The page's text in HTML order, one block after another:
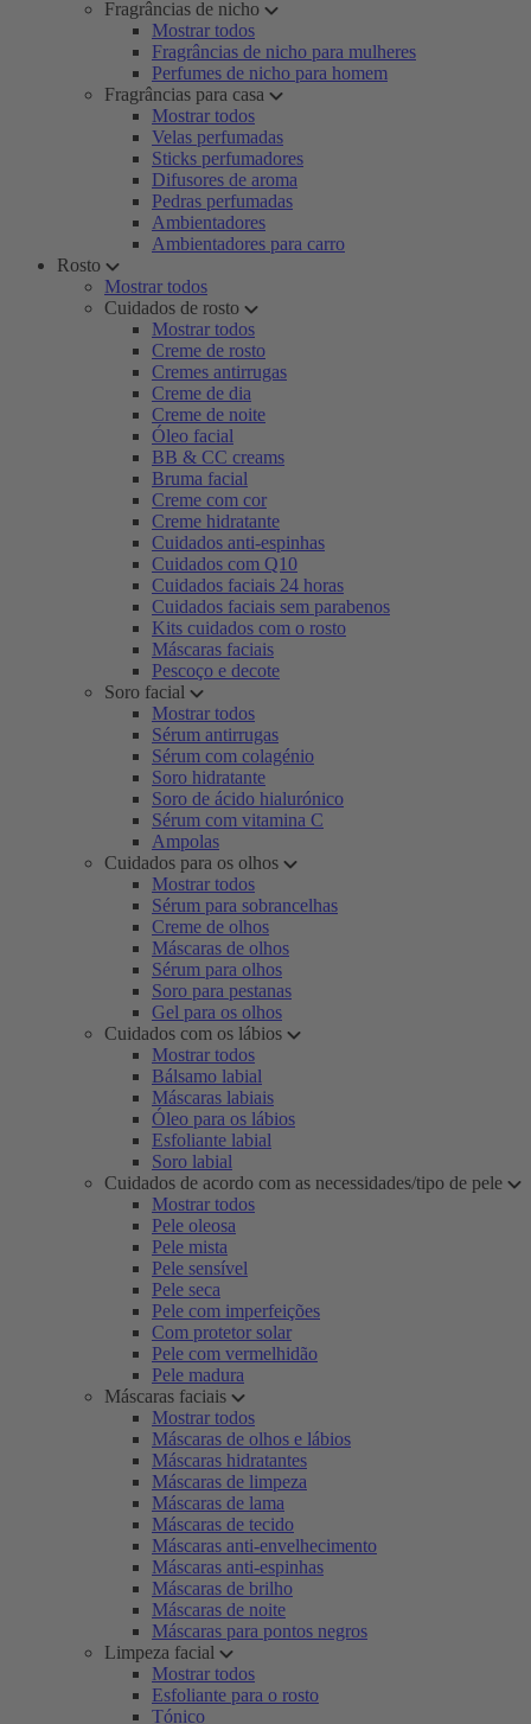
Fragrâncias de nicho
Mostrar todos
Fragrâncias de nicho para mulheres
Perfumes de nicho para homem
Fragrâncias para casa
Mostrar todos
Velas perfumadas
Sticks perfumadores
Difusores de aroma
Pedras perfumadas
Ambientadores
Ambientadores para carro
Rosto
Mostrar todos
Cuidados de rosto
Mostrar todos
Creme de rosto
Cremes antirrugas
Creme de dia
Creme de noite
Óleo facial
BB & CC creams
Bruma facial
Creme com cor
Creme hidratante
Cuidados anti-espinhas
Cuidados com Q10
Cuidados faciais 24 horas
Cuidados faciais sem parabenos
Kits cuidados com o rosto
Máscaras faciais
Pescoço e decote
Soro facial
Mostrar todos
Sérum antirrugas
Sérum com colagénio
Soro hidratante
Soro de ácido hialurónico
Sérum com vitamina C
Ampolas
Cuidados para os olhos
Mostrar todos
Sérum para sobrancelhas
Creme de olhos
Máscaras de olhos
Sérum para olhos
Soro para pestanas
Gel para os olhos
Cuidados com os lábios
Mostrar todos
Bálsamo labial
Máscaras labiais
Óleo para os lábios
Esfoliante labial
Soro labial
Cuidados de acordo com as necessidades/tipo de pele
Mostrar todos
Pele oleosa
Pele mista
Pele sensível
Pele seca
Pele com imperfeições
Com protetor solar
Pele com vermelhidão
Pele madura
Máscaras faciais
Mostrar todos
Máscaras de olhos e lábios
Máscaras hidratantes
Máscaras de limpeza
Máscaras de lama
Máscaras de tecido
Máscaras anti-envelhecimento
Máscaras anti-espinhas
Máscaras de brilho
Máscaras de noite
Máscaras para pontos negros
Limpeza facial
Mostrar todos
Esfoliante para o rosto
Tónico